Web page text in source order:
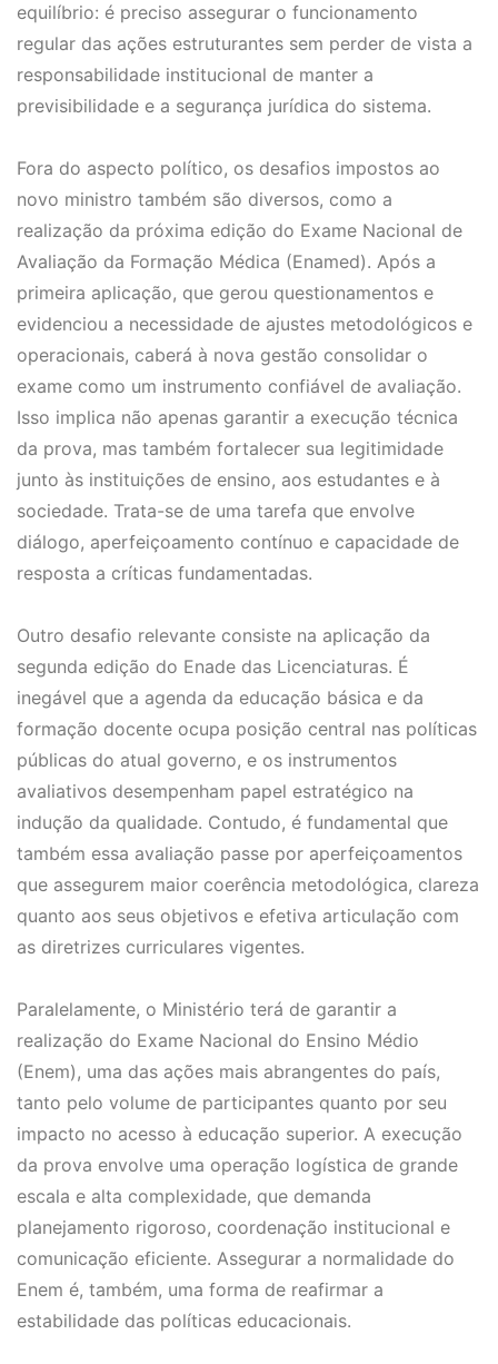
equilíbrio: é preciso assegurar o funcionamento
regular das ações estruturantes sem perder de vista a
responsabilidade institucional de manter a
previsibilidade e a segurança jurídica do sistema.
Fora do aspecto político, os desafios impostos ao
novo ministro também são diversos, como a
realização da próxima edição do Exame Nacional de
Avaliação da Formação Médica (Enamed). Após a
primeira aplicação, que gerou questionamentos e
evidenciou a necessidade de ajustes metodológicos e
operacionais, caberá à nova gestão consolidar o
exame como um instrumento confiável de avaliação.
Isso implica não apenas garantir a execução técnica
da prova, mas também fortalecer sua legitimidade
junto às instituições de ensino, aos estudantes e à
sociedade. Trata-se de uma tarefa que envolve
diálogo, aperfeiçoamento contínuo e capacidade de
resposta a críticas fundamentadas.
Outro desafio relevante consiste na aplicação da
segunda edição do Enade das Licenciaturas. É
inegável que a agenda da educação básica e da
formação docente ocupa posição central nas políticas
públicas do atual governo, e os instrumentos
avaliativos desempenham papel estratégico na
indução da qualidade. Contudo, é fundamental que
também essa avaliação passe por aperfeiçoamentos
que assegurem maior coerência metodológica, clareza
quanto aos seus objetivos e efetiva articulação com
as diretrizes curriculares vigentes.
Paralelamente, o Ministério terá de garantir a
realização do Exame Nacional do Ensino Médio
(Enem), uma das ações mais abrangentes do país,
tanto pelo volume de participantes quanto por seu
impacto no acesso à educação superior. A execução
da prova envolve uma operação logística de grande
escala e alta complexidade, que demanda
planejamento rigoroso, coordenação institucional e
comunicação eficiente. Assegurar a normalidade do
Enem é, também, uma forma de reafirmar a
estabilidade das políticas educacionais.